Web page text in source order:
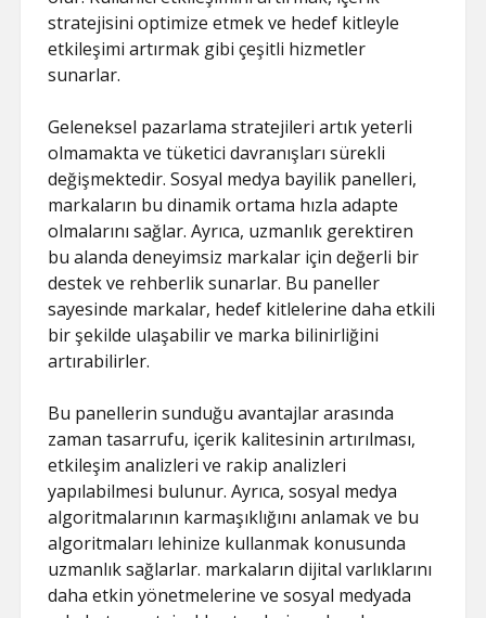
stratejisini optimize etmek ve hedef kitleyle
etkileşimi artırmak gibi çeşitli hizmetler
sunarlar.
Geleneksel pazarlama stratejileri artık yeterli
olmamakta ve tüketici davranışları sürekli
değişmektedir. Sosyal medya bayilik panelleri,
markaların bu dinamik ortama hızla adapte
olmalarını sağlar. Ayrıca, uzmanlık gerektiren
bu alanda deneyimsiz markalar için değerli bir
destek ve rehberlik sunarlar. Bu paneller
sayesinde markalar, hedef kitlelerine daha etkili
bir şekilde ulaşabilir ve marka bilinirliğini
artırabilirler.
Bu panellerin sunduğu avantajlar arasında
zaman tasarrufu, içerik kalitesinin artırılması,
etkileşim analizleri ve rakip analizleri
yapılabilmesi bulunur. Ayrıca, sosyal medya
algoritmalarının karmaşıklığını anlamak ve bu
algoritmaları lehinize kullanmak konusunda
uzmanlık sağlarlar. markaların dijital varlıklarını
daha etkin yönetmelerine ve sosyal medyada